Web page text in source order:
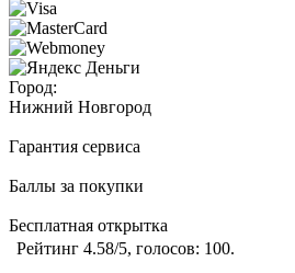
Город:
Нижний Новгород
Гарантия сервиса
Баллы за покупки
Бесплатная открытка
Рейтинг 4.58/5, голосов: 100.